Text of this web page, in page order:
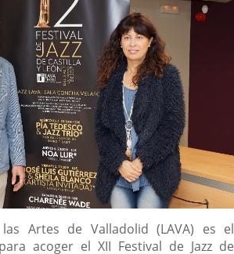
Artes de Valladolid (LAVA) es el
acoger el XII Festival de Jazz de